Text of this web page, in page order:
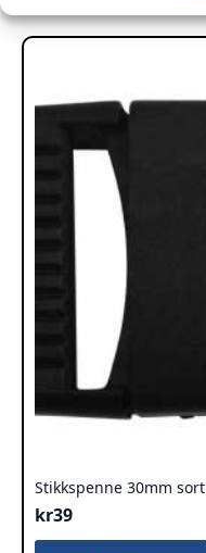
Stikkspenne 30mm sort
kr39